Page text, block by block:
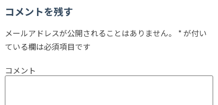
コメントを残す
メールアドレスが公開されることはありません。 *が付い
ている欄は必須項目です
コメント